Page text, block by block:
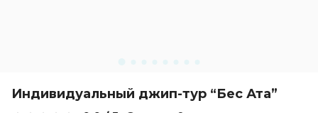
Индивидуальный джип-тур “Бес Ата”